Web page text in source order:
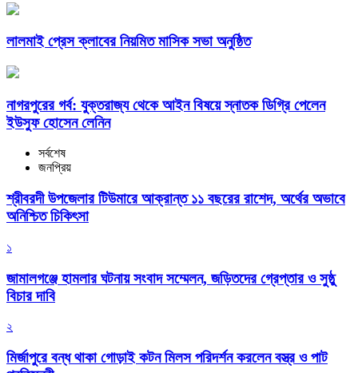
লালমাই প্রেস ক্লাবের নিয়মিত মাসিক সভা অনুষ্ঠিত
নাগরপুরের গর্ব: যুক্তরাজ্য থেকে আইন বিষয়ে স্নাতক ডিগ্রি পেলেন
ইউসুফ হোসেন লেনিন
সর্বশেষ
জনপ্রিয়
শ্রীবরদী উপজেলার টিউমারে আক্রান্ত ১১ বছরের রাশেদ, অর্থের অভাবে
অনিশ্চিত চিকিৎসা
১
জামালগঞ্জে হামলার ঘটনায় সংবাদ সম্মেলন, জড়িতদের গ্রেপ্তার ও সুষ্ঠু
বিচার দাবি
২
মির্জাপুরে বন্ধ থাকা গোড়াই কটন মিলস পরিদর্শন করলেন বস্ত্র ও পাট